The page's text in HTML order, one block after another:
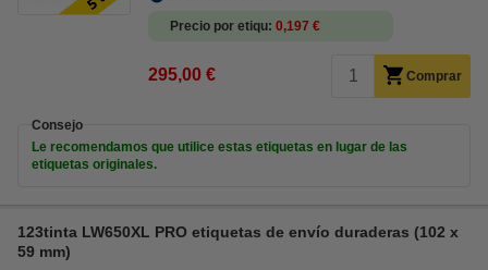
Precio por etiqu 0,197 €
295,00 € Comprar
Consejo
Le recomendamos que utilice estas etiquetas en lugar de las
etiquetas originales.
123tinta LW650XL PRO etiquetas de envío duraderas (102 x
59 mm)